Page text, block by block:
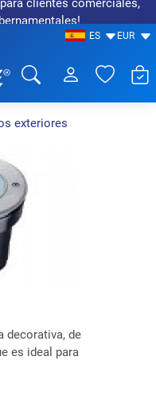
clientes comerciales,
ES EUR
exteriores
decorativa, de
es ideal para